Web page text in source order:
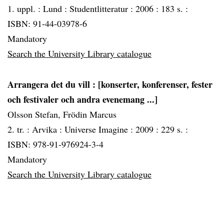
1. uppl. : Lund : Studentlitteratur : 2006 : 183 s. :
ISBN: 91-44-03978-6
Mandatory
Search the University Library catalogue
Arrangera det du vill : [konserter, konferenser, fester
och festivaler och andra evenemang ...]
Olsson Stefan, Frödin Marcus
2. tr. : Arvika : Universe Imagine : 2009 : 229 s. :
ISBN: 978-91-976924-3-4
Mandatory
Search the University Library catalogue